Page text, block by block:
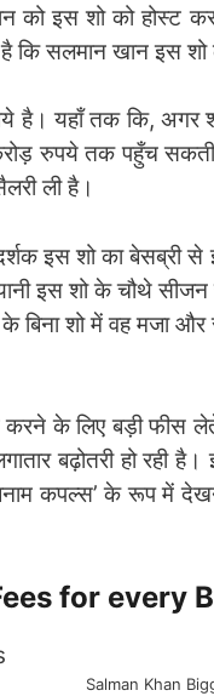
इस शो को होस्ट
सलमान खान इस शो
है। यहाँ तक कि, अगर
रुपये तक पहुँच सकती
ली है।
इस शो का
इस शो के चौथे सीजन से
बिना शो में वह मजा और
करने के लिए बड़ी
बढ़ोतरी हो रही है।
कपल्स’ के रूप में
for every
Salman Khan